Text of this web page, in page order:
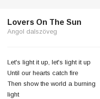
Lovers On The Sun
Angol dalszöveg
Let's light it up, let's light it up
Until our hearts catch fire
Then show the world a burning
light